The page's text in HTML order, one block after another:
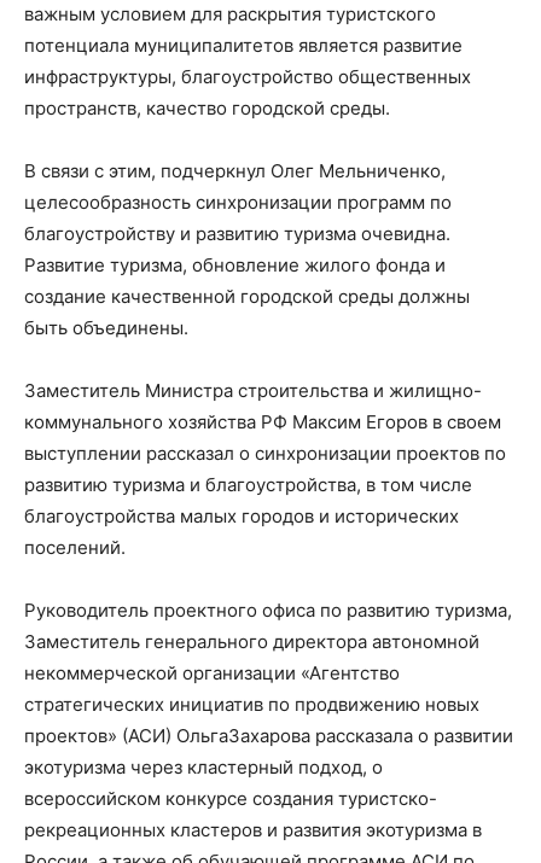
важным условием для раскрытия туристского
потенциала муниципалитетов является развитие
инфраструктуры, благоустройство общественных
пространств, качество городской среды.
В связи с этим, подчеркнул Олег Мельниченко,
целесообразность синхронизации программ по
благоустройству и развитию туризма очевидна.
Развитие туризма, обновление жилого фонда и
создание качественной городской среды должны
быть объединены.
Заместитель Министра строительства и жилищно-
коммунального хозяйства РФ Максим Егоров в своем
выступлении рассказал о синхронизации проектов по
развитию туризма и благоустройства, в том числе
благоустройства малых городов и исторических
поселений.
Руководитель проектного офиса по развитию туризма,
Заместитель генерального директора автономной
некоммерческой организации «Агентство
стратегических инициатив по продвижению новых
проектов» (АСИ) ОльгаЗахарова рассказала о развитии
экотуризма через кластерный подход, о
всероссийском конкурсе создания туристско-
рекреационных кластеров и развития экотуризма в